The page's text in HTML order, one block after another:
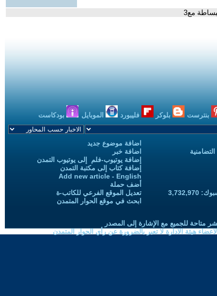
مع3
بنترست بلوكر فليبورد الموبايل بودكاست
اضافة موضوع جديد
اضافة خبر
إضافة يوتيوب-فلم إلى يوتيوب التمدن
إضافة كتاب إلى مكتبة التمدن
Add new article - English
أضف حملة
تعديل الموقع الفرعي للكاتب-ة
ابحث في موقع الحوار المتمدن
متاحة للجميع مع الإشارة إلى المصدر
هيئة الادارة لا تعبر بالضرورة عن رأي الحوار المتمدن